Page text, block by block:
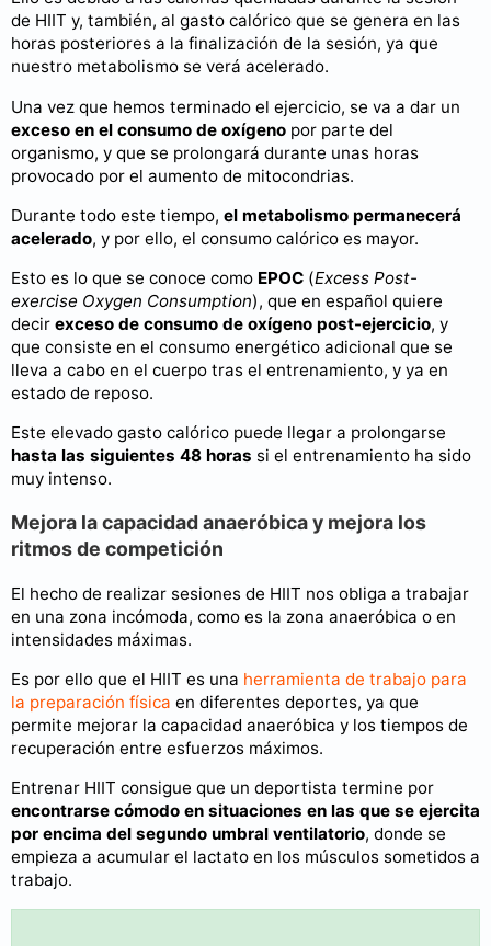
de HIIT y, también, al gasto calórico que se genera en las
horas posteriores a la finalización de la sesión, ya que
nuestro metabolismo se verá acelerado.
Una vez que hemos terminado el ejercicio, se va a dar un
exceso en el consumo de oxígeno por parte del
organismo, y que se prolongará durante unas horas
provocado por el aumento de mitocondrias.
Durante todo este tiempo, el metabolismo permanecerá
acelerado, y por ello, el consumo calórico es mayor.
Esto es lo que se conoce como EPOC (Excess Post-
exercise Oxygen Consumption), que en español quiere
decir exceso de consumo de oxígeno post-ejercicio, y
que consiste en el consumo energético adicional que se
lleva a cabo en el cuerpo tras el entrenamiento, y ya en
estado de reposo.
Este elevado gasto calórico puede llegar a prolongarse
hasta las siguientes 48 horas si el entrenamiento ha sido
muy intenso.
Mejora la capacidad anaeróbica y mejora los
ritmos de competición
El hecho de realizar sesiones de HIIT nos obliga a trabajar
en una zona incómoda, como es la zona anaeróbica o en
intensidades máximas.
Es por ello que el HIIT es una herramienta de trabajo para
la preparación física en diferentes deportes, ya que
permite mejorar la capacidad anaeróbica y los tiempos de
recuperación entre esfuerzos máximos.
Entrenar HIIT consigue que un deportista termine por
encontrarse cómodo en situaciones en las que se ejercita
por encima del segundo umbral ventilatorio, donde se
empieza a acumular el lactato en los músculos sometidos a
trabajo.